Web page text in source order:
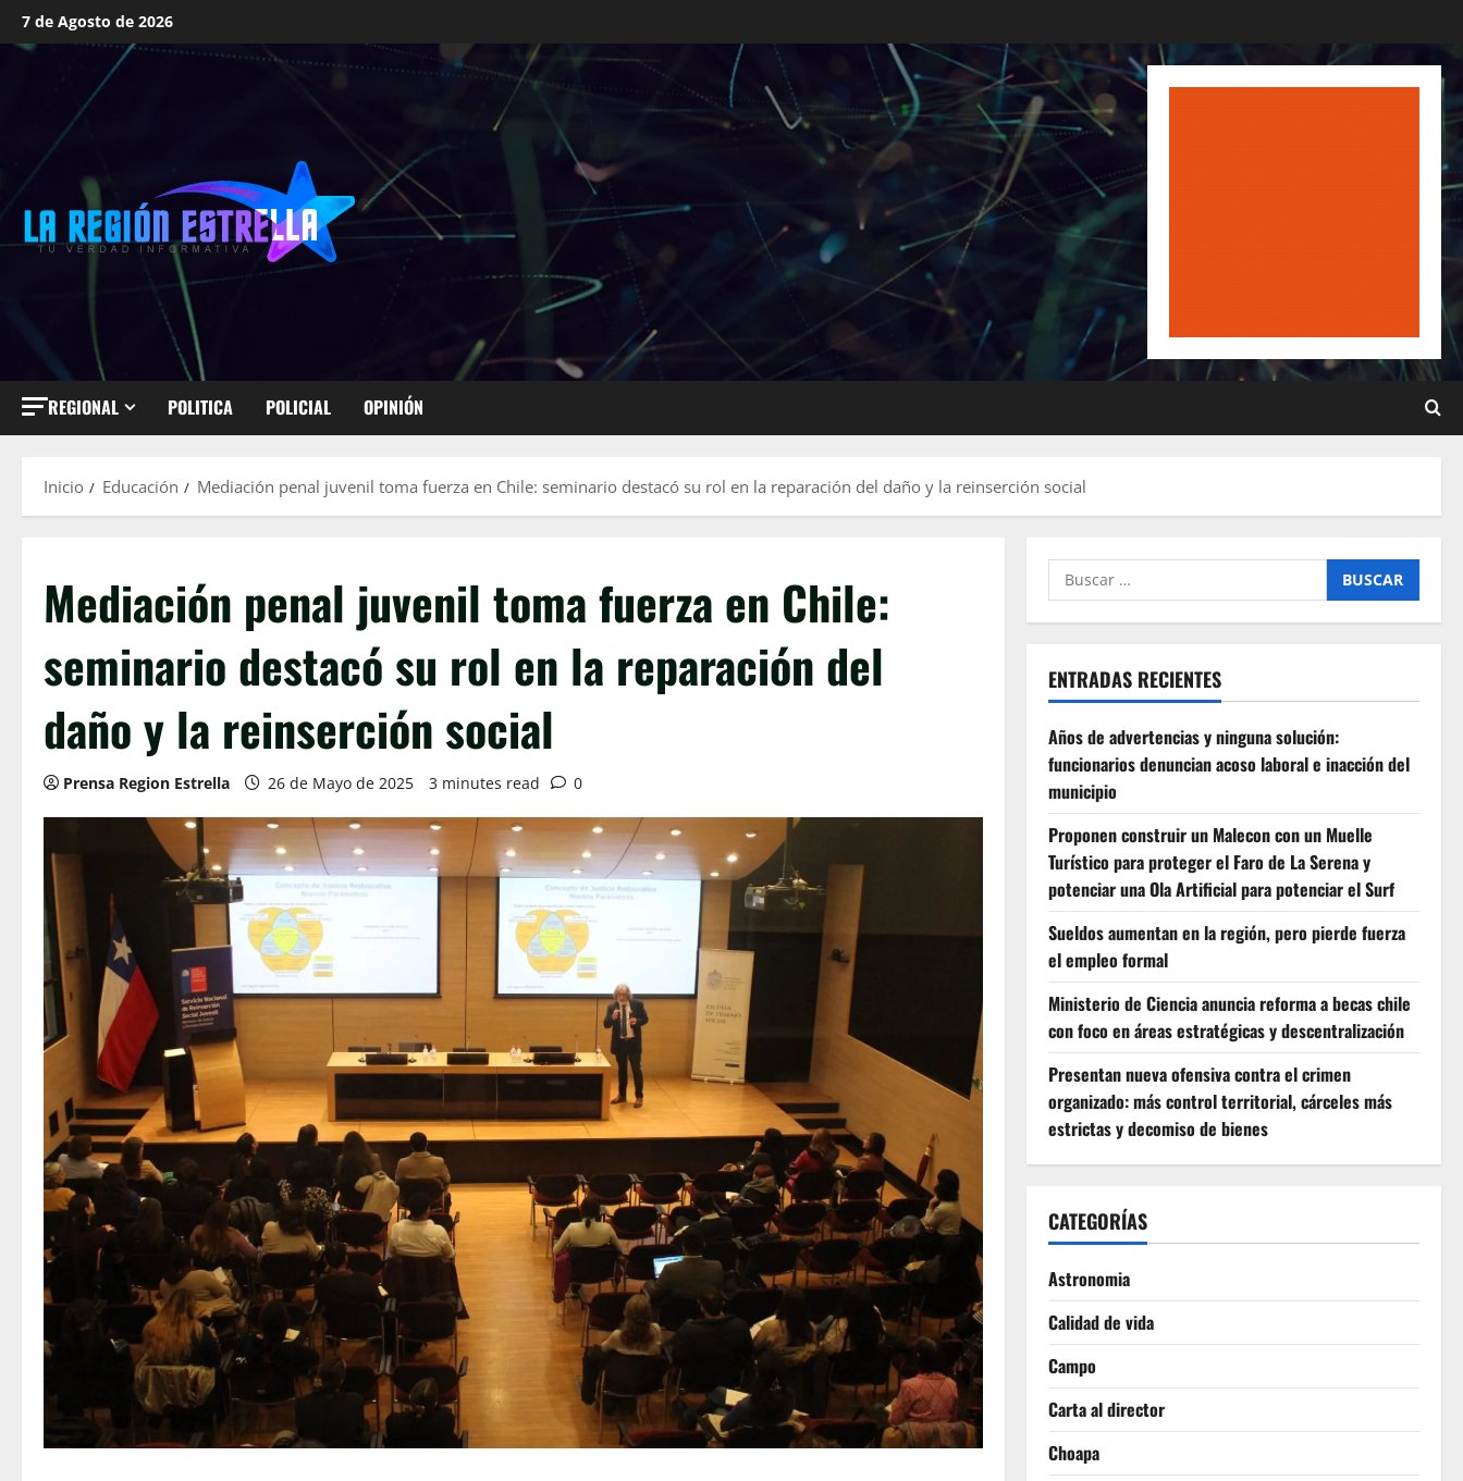
Saltar
al
7 de Agosto de 2026
REGIONAL POLITICA POLICIAL OPINIÓN
Inicio Educación Mediación penal juvenil toma fuerza en Chile: seminario destacó su rol en la reparación del daño y la reinserción social
Mediación penal juvenil toma fuerza en Chile:
seminario destacó su rol en la reparación del
daño y la reinserción social
Prensa Region Estrella 26 de Mayo de 2025 3 minutes read 0
Buscar
por:
ENTRADAS RECIENTES
Años de advertencias y ninguna solución:
funcionarios denuncian acoso laboral e inacción del
municipio
Proponen construir un Malecon con un Muelle
Turístico para proteger el Faro de La Serena y
potenciar una Ola Artificial para potenciar el Surf
Sueldos aumentan en la región, pero pierde fuerza
el empleo formal
Ministerio de Ciencia anuncia reforma a becas chile
con foco en áreas estratégicas y descentralización
Presentan nueva ofensiva contra el crimen
organizado: más control territorial, cárceles más
estrictas y decomiso de bienes
CATEGORÍAS
Astronomia
Calidad de vida
Campo
Carta al director
Choapa